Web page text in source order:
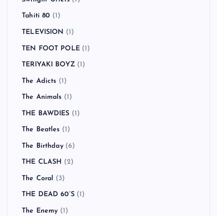
Tahiti 80 (1)
TELEVISION (1)
TEN FOOT POLE(1)
TERIYAKI BOYZ(1)
The Adicts (1)
The Animals (1)
THE BAWDIES (1)
The Beatles (1)
The Birthday(6)
THE CLASH (2)
The Coral (3)
THE DEAD 60’S(1)
The Enemy (1)